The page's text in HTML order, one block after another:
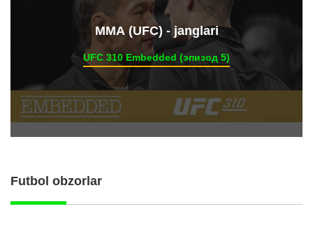
ММА (UFC) - janglari
UFC 310 Embedded (эпизод 5)
Futbol obzorlar